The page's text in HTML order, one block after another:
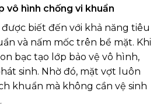
vô hình chống vi khuẩn
biết đến với khả năng tiêu
và nấm mốc trên bề mặt. Khi
bạc tạo lớp bảo vệ vô hình,
sinh. Nhờ đó, mặt vợt luôn
khuẩn mà không cần vệ sinh